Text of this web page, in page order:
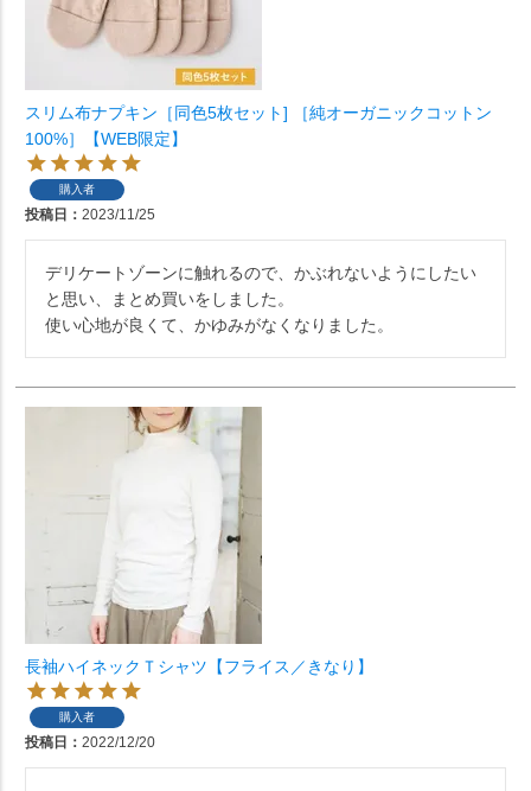
スリム布ナプキン［同色5枚セット] ［純オーガニックコットン
100%］【WEB限定】
購入者
投稿日 2023/11/25
デリケートゾーンに触れるので、かぶれないようにしたい
と思い、まとめ買いをしました。
使い心地が良くて、かゆみがなくなりました。
長袖ハイネックＴシャツ【フライス／きなり】
購入者
投稿日 2022/12/20